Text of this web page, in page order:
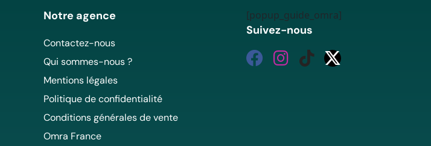
Notre agence
Contactez-nous
Qui sommes-nous ?
Mentions légales
Politique de confidentialité
Conditions générales de vente
Omra France
[popup_guide_omra]
Suivez-nous